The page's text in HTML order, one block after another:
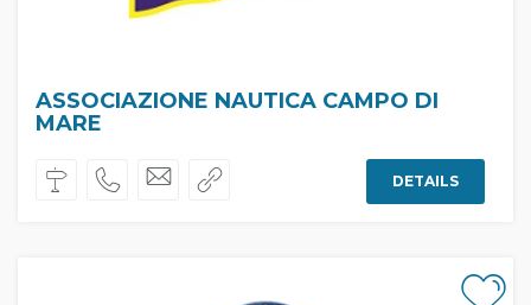
ASSOCIAZIONE NAUTICA CAMPO DI
MARE
DETAILS